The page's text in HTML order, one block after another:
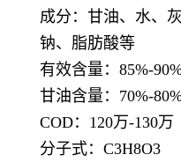
成分：甘油、水、
钠、脂肪酸等
有效含量：85%-
甘油含量：70%-
COD：120万-130万
分子式：C3H8O3